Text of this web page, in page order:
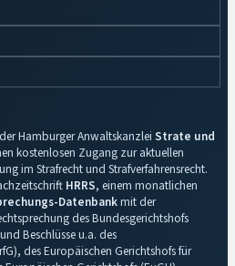
Hamburger Anwaltskanzlei Strate und
kostenlosen Zugang zur aktuellen
im Strafrecht und Strafverfahrensrecht.
HRRS, einem monatlichen
Datenbankmit der
des Bundesgerichtshofs
Beschlüsse u.a. des
des Europäischen Gerichtshofs für